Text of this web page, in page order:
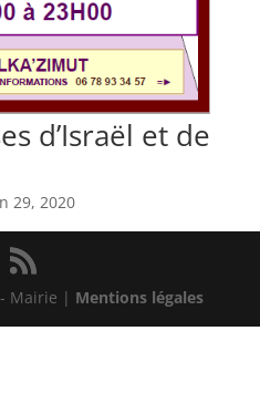
d’Israël et de
29, 2020
Mairie | Mentions légales